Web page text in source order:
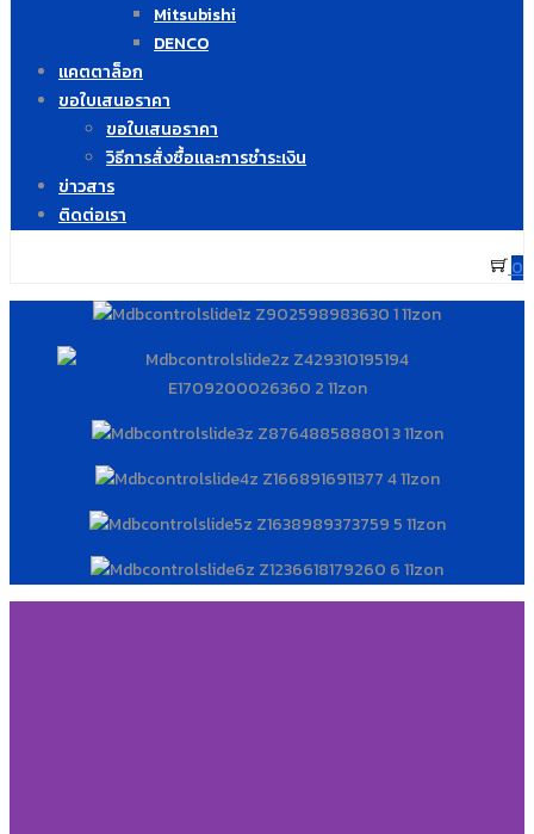
Mitsubishi
DENCO
แคตตาล็อก
ขอใบเสนอราคา
ขอใบเสนอราคา
วิธีการสั่งซื้อและการชำระเงิน
ข่าวสาร
ติดต่อเรา
0